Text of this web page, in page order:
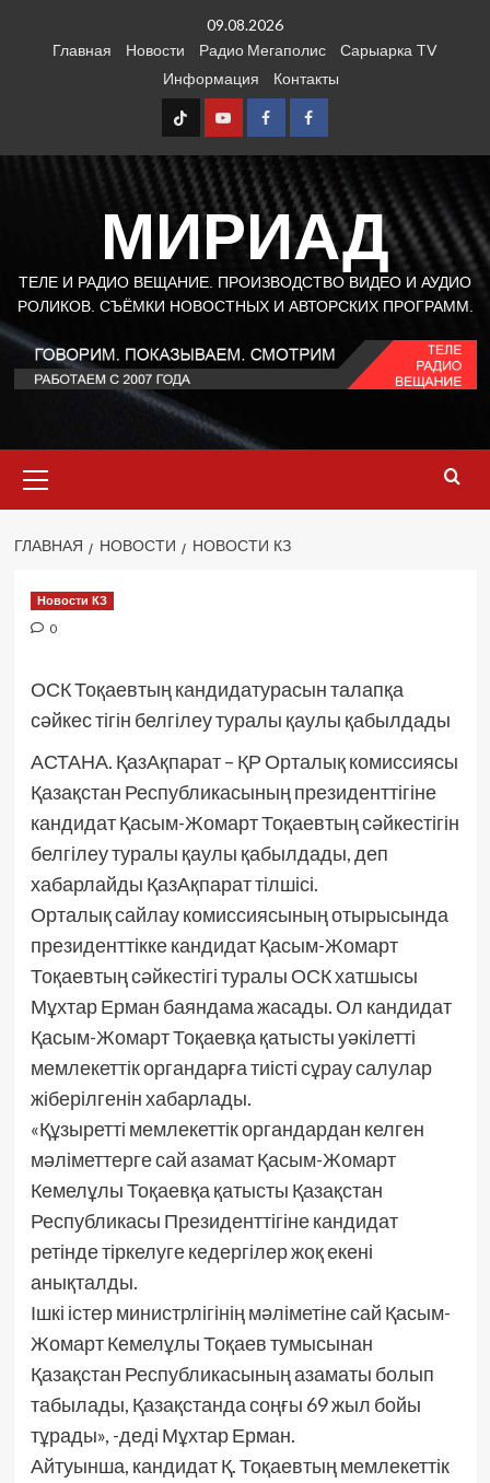
09.08.2026
Главная
Новости Радио Мегаполис
Сарыарка TV
Информация
Контакты
TT Youtube
FB1 FB2
МИРИАД
ТЕЛЕ И РАДИО ВЕЩАНИЕ. ПРОИЗВОДСТВО ВИДЕО И АУДИО
РОЛИКОВ. СЪЁМКИ НОВОСТНЫХ И АВТОРСКИХ ПРОГРАММ.
меню
ГЛАВНАЯ НОВОСТИ НОВОСТИ КЗ
Новости КЗ
0
ОСК Тоқаевтың кандидатурасын талапқа
сәйкес тігін белгілеу туралы қаулы қабылдады
АСТАНА. ҚазАқпарат – ҚР Орталық комиссиясы
Қазақстан Республикасының президенттігіне
кандидат Қасым-Жомарт Тоқаевтың сәйкестігін
белгілеу туралы қаулы қабылдады, деп
хабарлайды ҚазАқпарат тілшісі.
Орталық сайлау комиссиясының отырысында
президенттікке кандидат Қасым-Жомарт
Тоқаевтың сәйкестігі туралы ОСК хатшысы
Мұхтар Ерман баяндама жасады. Ол кандидат
Қасым-Жомарт Тоқаевқа қатысты уәкілетті
мемлекеттік органдарға тиісті сұрау салулар
жіберілгенін хабарлады.
«Құзыретті мемлекеттік органдардан келген
мәліметтерге сай азамат Қасым-Жомарт
Кемелұлы Тоқаевқа қатысты Қазақстан
Республикасы Президенттігіне кандидат
ретінде тіркелуге кедергілер жоқ екені
анықталды.
Ішкі істер министрлігінің мәліметіне сай Қасым-
Жомарт Кемелұлы Тоқаев тумысынан
Қазақстан Республикасының азаматы болып
табылады, Қазақстанда соңғы 69 жыл бойы
тұрады», -деді Мұхтар Ерман.
Айтуынша, кандидат Қ. Тоқаевтың мемлекеттік